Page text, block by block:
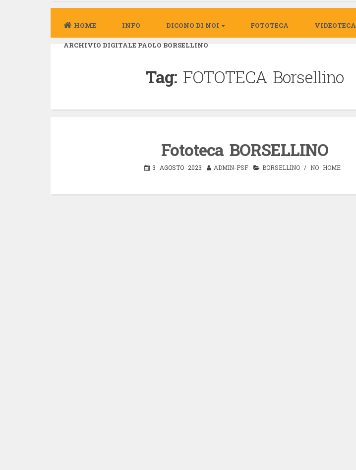
HOME INFO DICONO DI NOI FOTOTECA VIDEOTECA
ARCHIVIO DIGITALE PAOLO BORSELLINO
Tag: FOTOTECA Borsellino
Fototeca BORSELLINO
3 AGOSTO 2023 ADMIN-PSF BORSELLINO/ NO HOME